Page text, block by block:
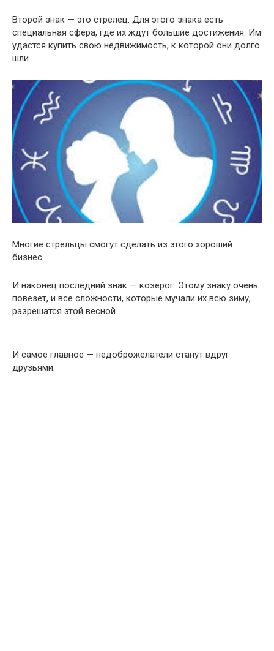
Второй знак — это стрелец. Для этого знака есть
специальная сфера, где их ждут большие достижения. Им
удастся купить свою недвижимость, к которой они долго
шли.
Многие стрельцы смогут сделать из этого хороший
бизнес.
И наконец последний знак — козерог. Этому знаку очень
повезет, и все сложности, которые мучали их всю зиму,
разрешатся этой весной.
И самое главное — недоброжелатели станут вдруг
друзьями.